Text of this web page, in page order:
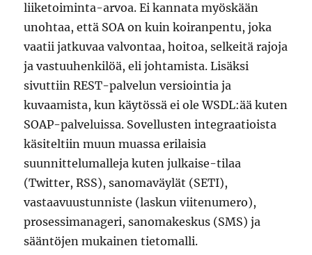
liiketoiminta-arvoa. Ei kannata myöskään
unohtaa, että SOA on kuin koiranpentu, joka
vaatii jatkuvaa valvontaa, hoitoa, selkeitä rajoja
ja vastuuhenkilöä, eli johtamista. Lisäksi
sivuttiin REST-palvelun versiointia ja
kuvaamista, kun käytössä ei ole WSDL:ää kuten
SOAP-palveluissa. Sovellusten integraatioista
käsiteltiin muun muassa erilaisia
suunnittelumalleja kuten julkaise-tilaa
(Twitter, RSS), sanomaväylät (SETI),
vastaavuustunniste (laskun viitenumero),
prosessimanageri, sanomakeskus (SMS) ja
sääntöjen mukainen tietomalli.